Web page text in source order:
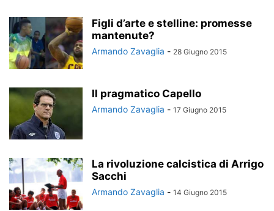
Figli d’arte e stelline: promesse
mantenute?
Armando Zavaglia - 28 Giugno 2015
Il pragmatico Capello
Armando Zavaglia - 17 Giugno 2015
La rivoluzione calcistica di Arrigo
Sacchi
Armando Zavaglia - 14 Giugno 2015